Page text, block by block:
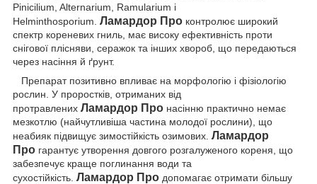
Pinicilium, Alternarium, Ramularium і
Helminthosporium. Ламардор Про контролює широкий
спектр кореневих гниль, має високу ефективність проти
снігової плісняви, серажок та інших хвороб, що передаються
через насіння й ґрунт.
Препарат позитивно впливає на морфологію і фізіологію
рослин. У проростків, отриманих від
протравлених Ламардор Про насінню практично немає
мезкотлю (найчутливіша частина молодої рослини), що
неабияк підвищує зимостійкість озимових. Ламардор
Про гарантує утворення довгого розгалуженого кореня, що
забезпечує краще поглинання води та
сухостійкість. Ламардор Про допомагає отримати більшу